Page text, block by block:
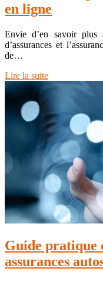
en ligne
Envie d’en savoir plus
d’assurances et
de…
Lire la suite
Guide pratique
assurances